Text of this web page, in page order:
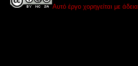
Αυτό έργο χορηγείται με άδεια